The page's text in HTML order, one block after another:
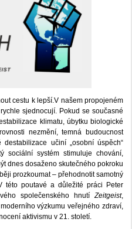
cestu k lepší.V našem propojeném
sjednocují. Pokud se současné
klimatu, úbytku biologické
nezmění, temná budoucnost
učiní „osobní úspěch“
sociální systém stimuluje chování,
dnes dosaženo skutečného pokroku
prozkoumat – přehodnotit samotný
této poutavé a důležité práci Peter
společenského hnutíZeitgeist,
výzkumu veřejného zdraví,
aktivismu v 21. století.